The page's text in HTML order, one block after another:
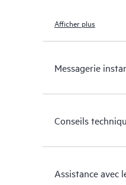
Afficher plus
Messagerie
Conseils
Assistance avec